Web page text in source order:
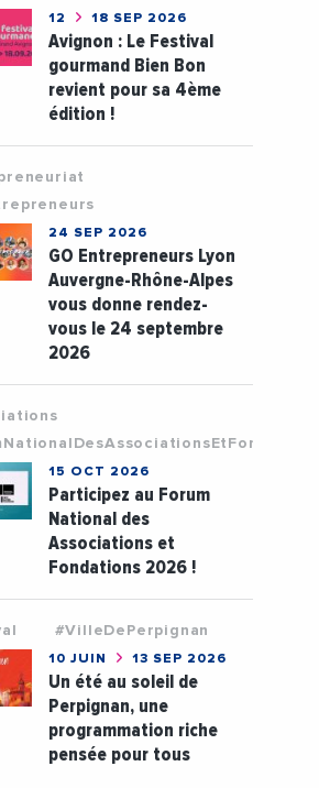
12 18 SEP 2026
Avignon : Le Festival
gourmand Bien Bon
revient pour sa 4ème
édition !
24 SEP 2026
GO Entrepreneurs Lyon
Auvergne-Rhône-Alpes
vous donne rendez-
vous le 24 septembre
2026
15 OCT 2026
Participez au Forum
National des
Associations et
Fondations 2026 !
#VilleDePerpignan
10 JUIN 13 SEP 2026
Un été au soleil de
Perpignan, une
programmation riche
pensée pour tous